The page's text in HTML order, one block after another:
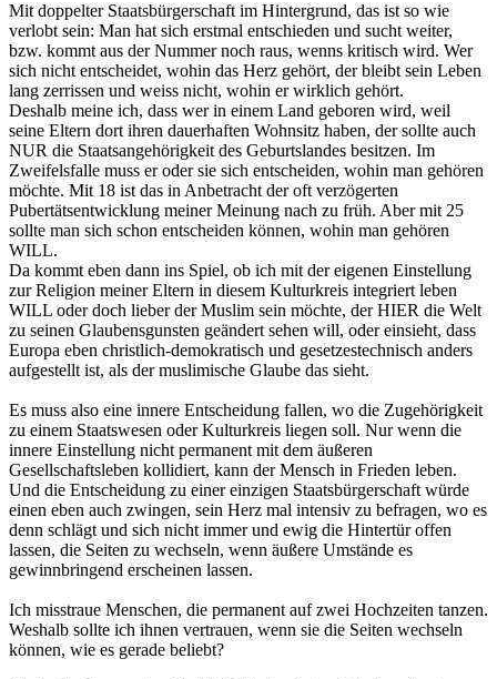
Mit doppelter Staatsbürgerschaft im Hintergrund, das ist so wie
verlobt sein: Man hat sich erstmal entschieden und sucht weiter,
bzw. kommt aus der Nummer noch raus, wenns kritisch wird. Wer
sich nicht entscheidet, wohin das Herz gehört, der bleibt sein Leben
lang zerrissen und weiss nicht, wohin er wirklich gehört.
Deshalb meine ich, dass wer in einem Land geboren wird, weil
seine Eltern dort ihren dauerhaften Wohnsitz haben, der sollte auch
NUR die Staatsangehörigkeit des Geburtslandes besitzen. Im
Zweifelsfalle muss er oder sie sich entscheiden, wohin man gehören
möchte. Mit 18 ist das in Anbetracht der oft verzögerten
Pubertätsentwicklung meiner Meinung nach zu früh. Aber mit 25
sollte man sich schon entscheiden können, wohin man gehören
WILL.
Da kommt eben dann ins Spiel, ob ich mit der eigenen Einstellung
zur Religion meiner Eltern in diesem Kulturkreis integriert leben
WILL oder doch lieber der Muslim sein möchte, der HIER die Welt
zu seinen Glaubensgunsten geändert sehen will, oder einsieht, dass
Europa eben christlich-demokratisch und gesetzestechnisch anders
aufgestellt ist, als der muslimische Glaube das sieht.
Es muss also eine innere Entscheidung fallen, wo die Zugehörigkeit
zu einem Staatswesen oder Kulturkreis liegen soll. Nur wenn die
innere Einstellung nicht permanent mit dem äußeren
Gesellschaftsleben kollidiert, kann der Mensch in Frieden leben.
Und die Entscheidung zu einer einzigen Staatsbürgerschaft würde
einen eben auch zwingen, sein Herz mal intensiv zu befragen, wo es
denn schlägt und sich nicht immer und ewig die Hintertür offen
lassen, die Seiten zu wechseln, wenn äußere Umstände es
gewinnbringend erscheinen lassen.
Ich misstraue Menschen, die permanent auf zwei Hochzeiten tanzen.
Weshalb sollte ich ihnen vertrauen, wenn sie die Seiten wechseln
können, wie es gerade beliebt?